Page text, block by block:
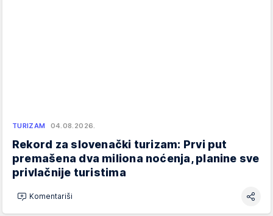
TURIZAM 04.08.2026.
Rekord za slovenački turizam: Prvi put
premašena dva miliona noćenja, planine sve
privlačnije turistima
Komentariši